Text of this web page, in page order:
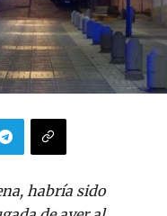
habría sido